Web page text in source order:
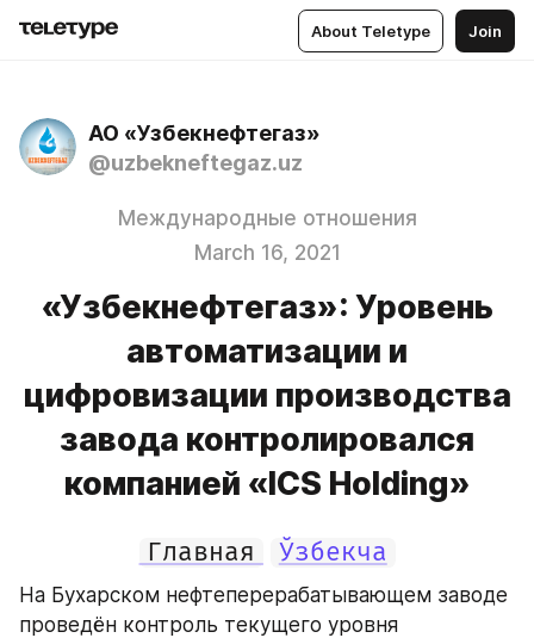
About Teletype Join
АО «Узбекнефтегаз»
@uzbekneftegaz.uz
Международные отношения
March 16, 2021
«Узбекнефтегаз»: Уровень
автоматизации и
цифровизации производства
завода контролировался
компанией «ICS Holding»
Главная Ўзбекча
На Бухарском нефтеперерабатывающем заводе
проведён контроль текущего уровня